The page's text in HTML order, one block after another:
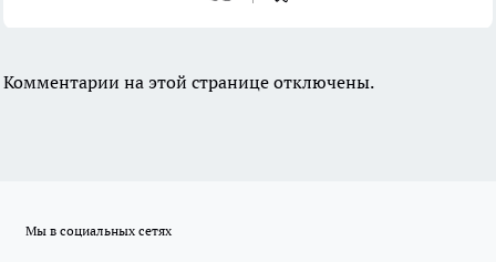
Комментарии на этой странице отключены.
Мы в социальных сетях